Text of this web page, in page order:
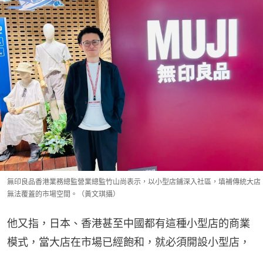
無印良品香港業務總監營業總監竹山尚表示，以小型店鋪深入社區，填補傳統大店
無法覆蓋的市場空間。（黃文琪攝）
他又指，日本、香港甚至中國都有這種小型店的商業
模式，當大店在市場已經飽和，就必須開設小型店，